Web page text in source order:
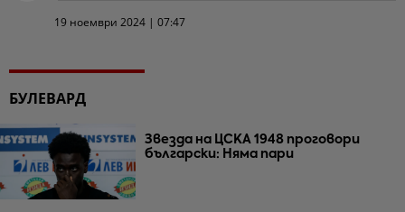
19 ноември 2024 | 07:47
БУЛЕВАРД
Звезда на ЦСКА 1948 проговори
български: Няма пари